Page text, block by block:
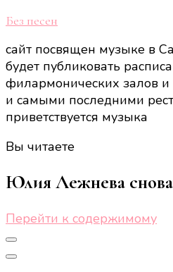
Без песен
сайт посвящен музыке в
будет публиковать
филармонических залов
и самыми последними
приветствуется музыка
Вы читаете
Юлия Лежнева
Перейти к содержимому